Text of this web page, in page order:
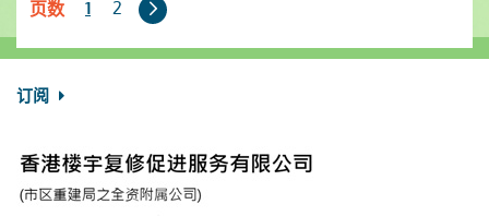
页数 1 2
下
页
订阅